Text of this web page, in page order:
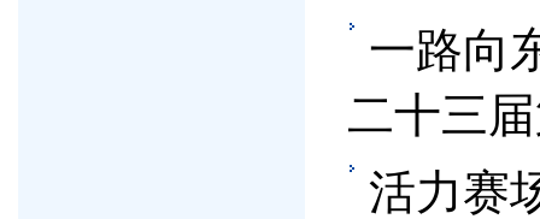
一路向
二十三
活力赛